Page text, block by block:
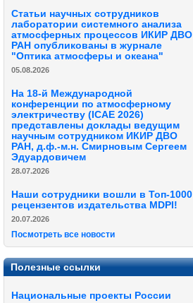
Статьи научных сотрудников
лаборатории системного анализа
атмосферных процессов ИКИР ДВО
РАН опубликованы в журнале
"Оптика атмосферы и океана"
05.08.2026
На 18-й Международной
конференции по атмосферному
электричеству (ICAE 2026)
представлены доклады ведущим
научным сотрудником ИКИР ДВО
РАН, д.ф.-м.н. Смирновым Сергеем
Эдуардовичем
28.07.2026
Наши сотрудники вошли в Топ-1000
рецензентов издательства MDPI!
20.07.2026
Посмотреть все новости
Полезные ссылки
Национальные проекты России